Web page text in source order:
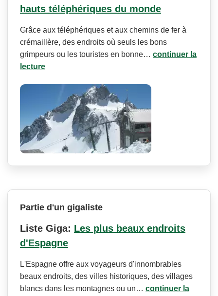
hauts téléphériques du monde
Grâce aux téléphériques et aux chemins de fer à
crémaillère, des endroits où seuls les bons
grimpeurs ou les touristes en bonne… continuer la
lecture
Partie d'un gigaliste
Liste Giga: Les plus beaux endroits
d'Espagne
L'Espagne offre aux voyageurs d'innombrables
beaux endroits, des villes historiques, des villages
blancs dans les montagnes ou un… continuer la